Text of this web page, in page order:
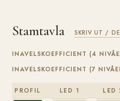
Stamtavla SKRIV UT /
INAVELSKOEFFICIENT (4
INAVELSKOEFFICIENT (7
PROFIL LED 1 LED